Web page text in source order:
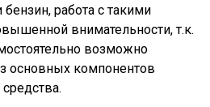
работа с такими
внимательности, т.к.
возможно
основных компонентов